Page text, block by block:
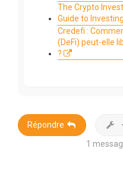
The Crypto
Guide to
Credefi :
(DeFi) peut-elle
?
Répondre
1